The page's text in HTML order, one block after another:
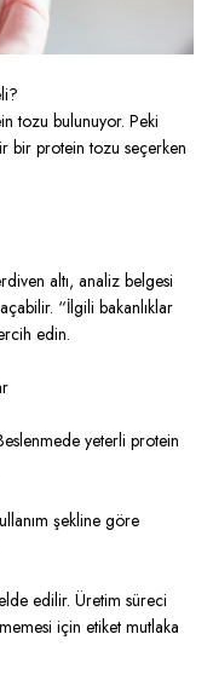
tozu bulunuyor. Peki
bir protein tozu seçerken
altı, analiz belgesi
“İlgili bakanlıklar
edin.
yeterli protein
şekline göre
edilir. Üretim süreci
için etiket mutlaka